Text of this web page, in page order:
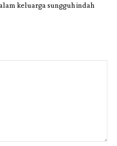
keluarga sungguh indah